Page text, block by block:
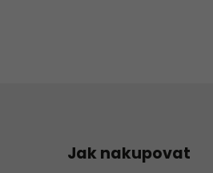
Jak nakupovat